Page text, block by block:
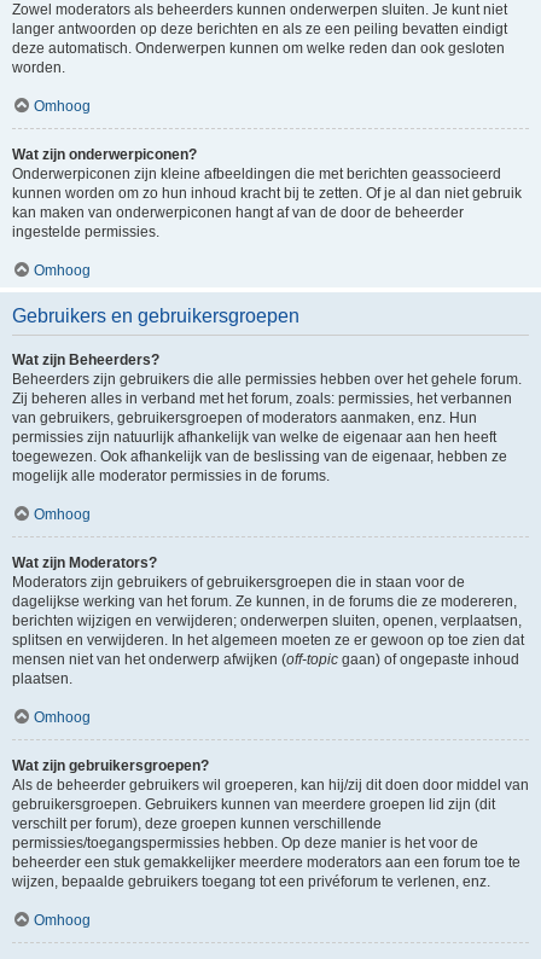
Zowel moderators als beheerders kunnen onderwerpen sluiten. Je kunt niet
langer antwoorden op deze berichten en als ze een peiling bevatten eindigt
deze automatisch. Onderwerpen kunnen om welke reden dan ook gesloten
worden.
Omhoog
Wat zijn onderwerpiconen?
Onderwerpiconen zijn kleine afbeeldingen die met berichten geassocieerd
kunnen worden om zo hun inhoud kracht bij te zetten. Of je al dan niet gebruik
kan maken van onderwerpiconen hangt af van de door de beheerder
ingestelde permissies.
Omhoog
Gebruikers en gebruikersgroepen
Wat zijn Beheerders?
Beheerders zijn gebruikers die alle permissies hebben over het gehele forum.
Zij beheren alles in verband met het forum, zoals: permissies, het verbannen
van gebruikers, gebruikersgroepen of moderators aanmaken, enz. Hun
permissies zijn natuurlijk afhankelijk van welke de eigenaar aan hen heeft
toegewezen. Ook afhankelijk van de beslissing van de eigenaar, hebben ze
mogelijk alle moderator permissies in de forums.
Omhoog
Wat zijn Moderators?
Moderators zijn gebruikers of gebruikersgroepen die in staan voor de
dagelijkse werking van het forum. Ze kunnen, in de forums die ze modereren,
berichten wijzigen en verwijderen; onderwerpen sluiten, openen, verplaatsen,
splitsen en verwijderen. In het algemeen moeten ze er gewoon op toe zien dat
mensen niet van het onderwerp afwijken (off-topic gaan) of ongepaste inhoud
plaatsen.
Omhoog
Wat zijn gebruikersgroepen?
Als de beheerder gebruikers wil groeperen, kan hij/zij dit doen door middel van
gebruikersgroepen. Gebruikers kunnen van meerdere groepen lid zijn (dit
verschilt per forum), deze groepen kunnen verschillende
permissies/toegangspermissies hebben. Op deze manier is het voor de
beheerder een stuk gemakkelijker meerdere moderators aan een forum toe te
wijzen, bepaalde gebruikers toegang tot een privéforum te verlenen, enz.
Omhoog